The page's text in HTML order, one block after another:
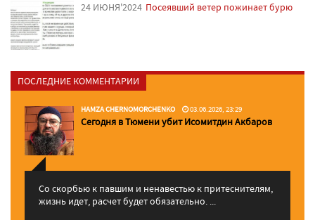
24 ИЮНЯ'2024 Посеявший ветер пожинает бурю
ПОСЛЕДНИЕ КОММЕНТАРИИ
HAMZA CHERNOMORCHENKO 03.06.2026, 23:29
Сегодня в Тюмени убит Исомитдин Акбаров
Со скорбью к павшим и ненавестью к притеснителям,
жизнь идет, расчет будет обязательно. ...